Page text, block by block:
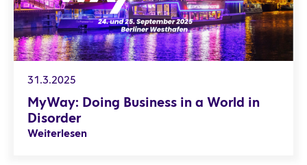
31.3.2025
MyWay: Doing Business in a World in
Disorder
Weiterlesen